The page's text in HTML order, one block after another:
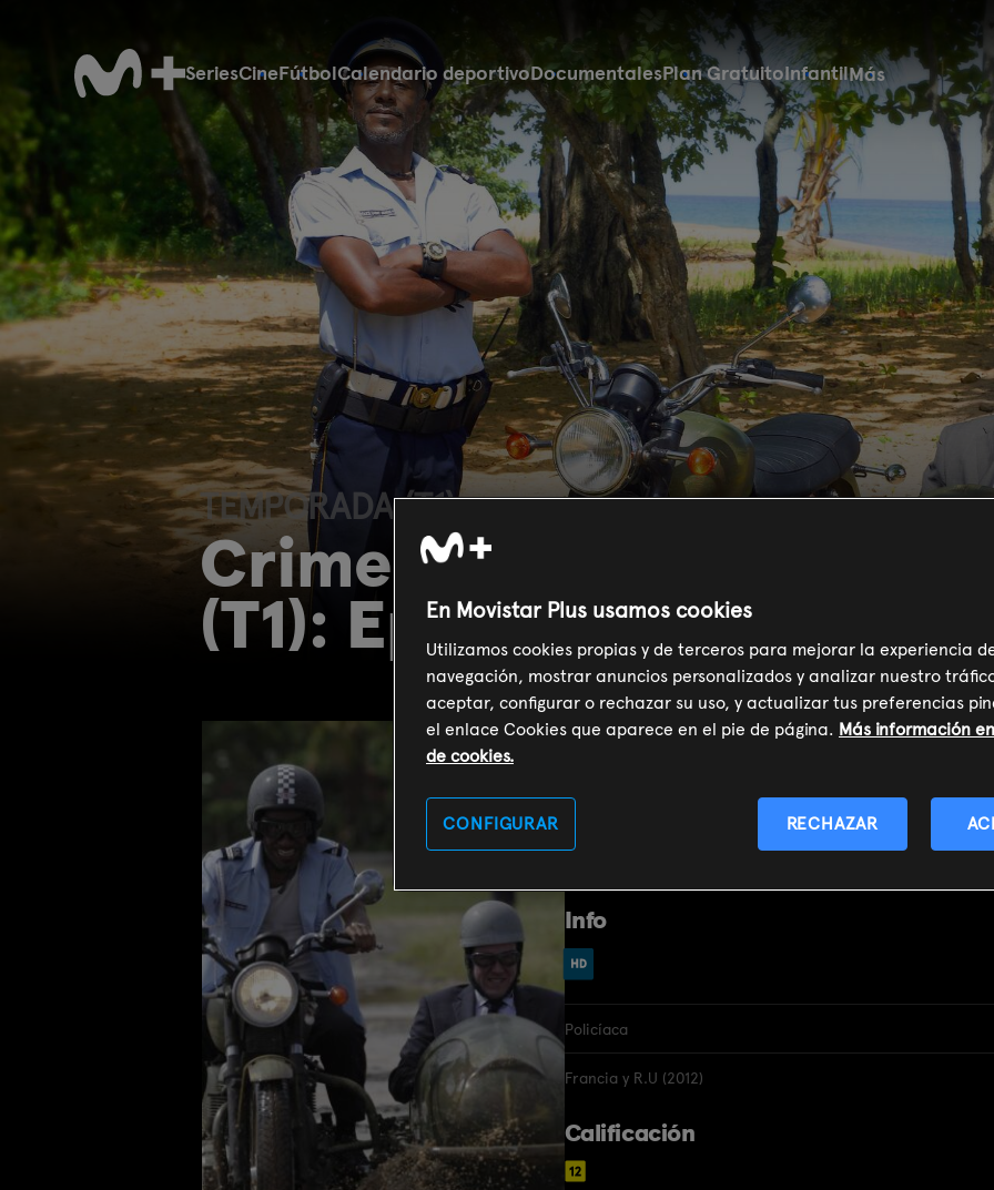
SeriesCineFútbolCalendario deportivoDocumentalesPlan GratuitoInfantilMás
TEMPORADA (T1)
Crimen en el paraíso
(T1): Ep.1
SOY CLIENTE
El inspector Richard Poole llega para investigar el
Info
Policíaca
Francia y R.U (2012)
Calificación
En Movistar Plus usamos cookies
Utilizamos cookies propias y de terceros para mejorar la experiencia
navegación, mostrar anuncios personalizados y analizar nuestro
aceptar, configurar o rechazar su uso, y actualizar tus preferencias
el enlace Cookies que aparece en el pie de página. Más información
de cookies.
CONFIGURAR RECHAZAR